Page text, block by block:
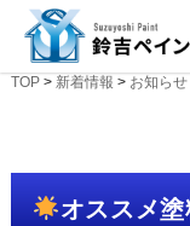
TOP> 新着情報 > お知らせ
オススメ塗